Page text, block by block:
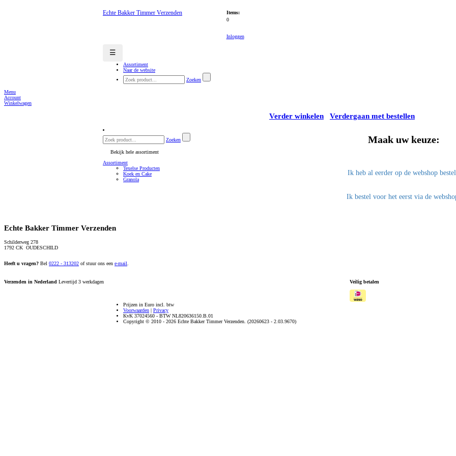
Echte Bakker Timmer Verzenden
Items:
0
Inloggen
☰
Assortiment
Naar de website
Zoeken
Menu
Account
Winkelwagen
Verder winkelen Verdergaan met bestellen
Zoeken
Bekijk hele assortiment
Assortiment
Texelse Producten
Koek en Cake
Granola
Maak uw keuze:
Ik heb al eerder op de webshop
Ik bestel voor het eerst via de
Echte Bakker Timmer Verzenden
Schilderweg 278
1792 CK OUDESCHILD
Heeft u vragen? Bel 0222 - 313202 of stuur ons een e-mail
Verzenden in Nederland Levertijd 3 werkdagen Veilig betalen
Prijzen in Euro incl. btw
Voorwaarden | Privacy
KvK 37024560 - BTW NL820636150.B.01
Copyright © 2010 - 2026 Echte Bakker Timmer Verzenden. (20260623 - 2.03.9670)